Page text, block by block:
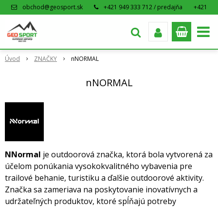
obchod@geosport.sk +421 949 333 712 / predajňa
+421
Úvod ZNAČKY nNORMAL
nNORMAL
NNormal je outdoorová značka, ktorá bola vytvorená za
účelom ponúkania vysokokvalitného vybavenia pre
trailové behanie, turistiku a ďalšie outdoorové aktivity.
Značka sa zameriava na poskytovanie inovatívnych a
udržateľných produktov, ktoré spĺňajú potreby